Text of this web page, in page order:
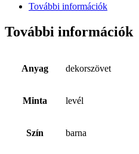
További információk
További információk
Anyag dekorszövet
Minta levél
Szín barna